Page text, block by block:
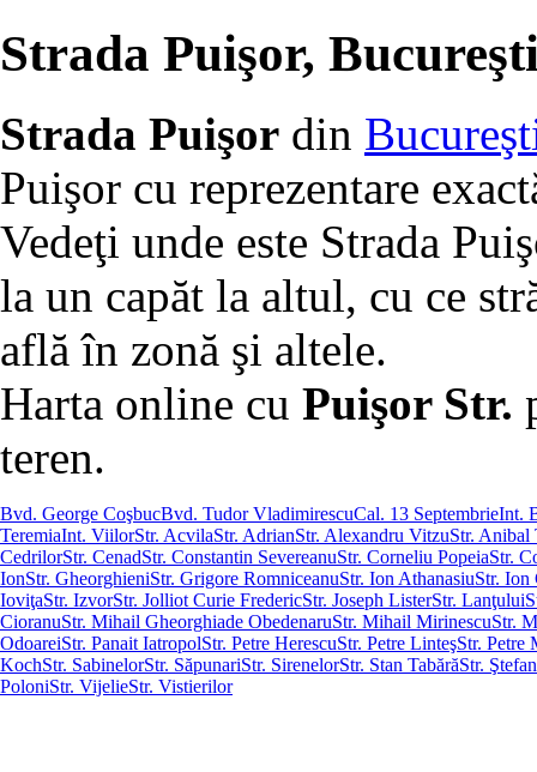
Strada Puişor,
Strada Puişor din
Puişor cu reprezentare
Vedeţi unde este Strada
la un capăt la altul, cu ce
află în zonă şi altele.
Harta online cu Puişor Str.
teren.
Bvd. George CoşbucBvd. Tudor VladimirescuCal. 13 SeptembrieInt.
TeremiaInt. ViilorStr. AcvilaStr. AdrianStr. Alexandru VitzuStr. Anibal
CedrilorStr. CenadStr. Constantin SevereanuStr. Corneliu PopeiaStr.
IonStr. GheorghieniStr. Grigore RomniceanuStr. Ion AthanasiuStr. Ion
IoviţaStr. IzvorStr. Jolliot Curie FredericStr. Joseph ListerStr. Lanţului
CioranuStr. Mihail Gheorghiade ObedenaruStr. Mihail MirinescuStr.
OdoareiStr. Panait IatropolStr. Petre HerescuStr. Petre LinteşStr. Petre
KochStr. SabinelorStr. SăpunariStr. SirenelorStr. Stan TabărăStr.
PoloniStr. VijelieStr. Vistierilor